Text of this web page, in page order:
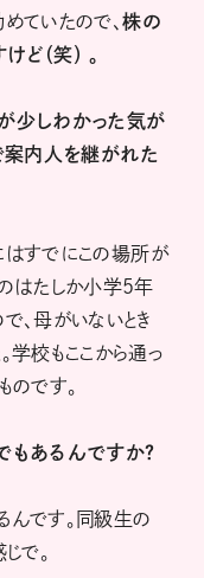
ていたので、株の
ど（笑） 。
少しわかった気が
案内人を継がれた
はすでにこの場所が
はたしか小学5年
、母がいないとき
学校もここから通っ
のです。
もあるんですか？
んです。同級生の
で。